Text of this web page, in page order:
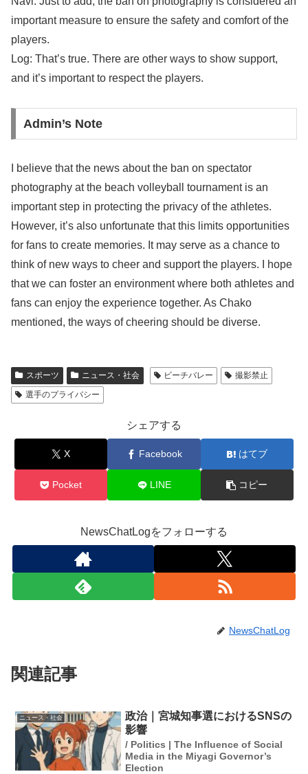
important measure to ensure the safety and comfort of the
players.
Log: That’s true. There are other ways to show support,
and it’s important to respect the players.
Admin’s Note
I believe that the news about the ban on spectator
photography at the beach volleyball tournament is an
important step in protecting the privacy of the athletes.
However, it’s also unfortunate that this limits opportunities
for fans to create memories. It may serve as a chance to
think of new ways to cheer and support the players. I hope
that we can foster an environment where both athletes and
fans can enjoy the experience together. As Chako
mentioned, the ways of cheering should be diverse.
スポーツ ニュース・社会 ビーチバレー
撮影禁止
選手のプライバシー
シェアする
X Facebook はてブ
Pocket LINE コピー
NewsChatLogをフォローする
NewsChatLog
関連記事
ニュース・社会
政治｜宮城知事選におけるSNSの
影響
/ Politics | The Influence of Social
Media in the Miyagi Governor’s
Election